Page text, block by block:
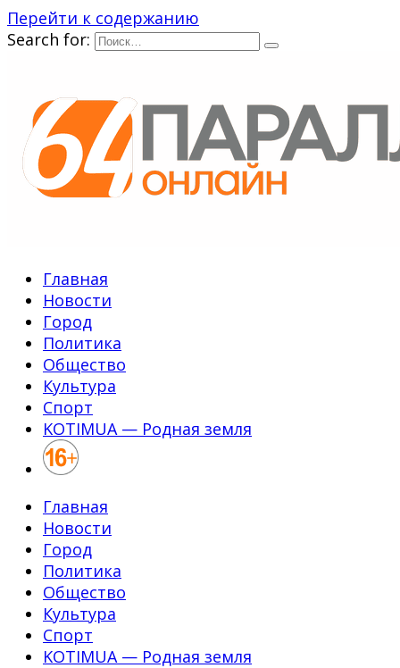
Перейти к содержанию
Search for:
Главная
Новости
Город
Политика
Общество
Культура
Спорт
KOTIMUA — Родная земля
Главная
Новости
Город
Политика
Общество
Культура
Спорт
KOTIMUA — Родная земля